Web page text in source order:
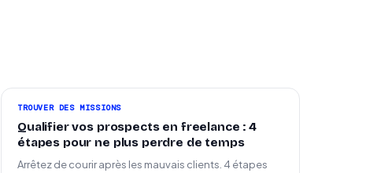
TROUVER DES MISSIONS
Qualifier vos prospects en freelance : 4
étapes pour ne plus perdre de temps
Arrêtez de courir après les mauvais clients. 4 étapes